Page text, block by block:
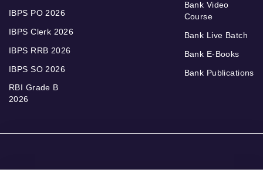
IBPS PO 2026
IBPS Clerk 2026
IBPS RRB 2026
IBPS SO 2026
RBI Grade B
2026
Bank Video
Course
Bank Live Batch
Bank E-Books
Bank Publications